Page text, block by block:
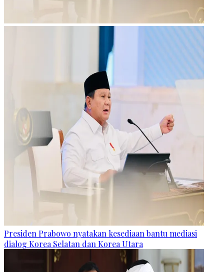
Presiden Prabowo nyatakan kesediaan bantu mediasi
dialog Korea Selatan dan Korea Utara